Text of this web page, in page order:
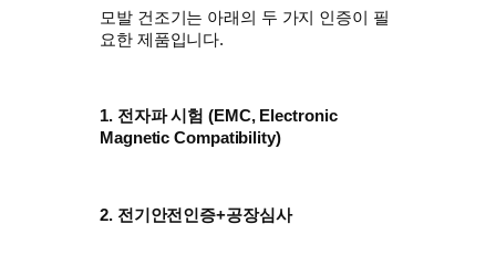
모발 건조기는 아래의 두 가지 인증이 필
요한 제품입니다.
1. 전자파 시험 (EMC, Electronic
Magnetic Compatibility)
2. 전기안전인증+공장심사